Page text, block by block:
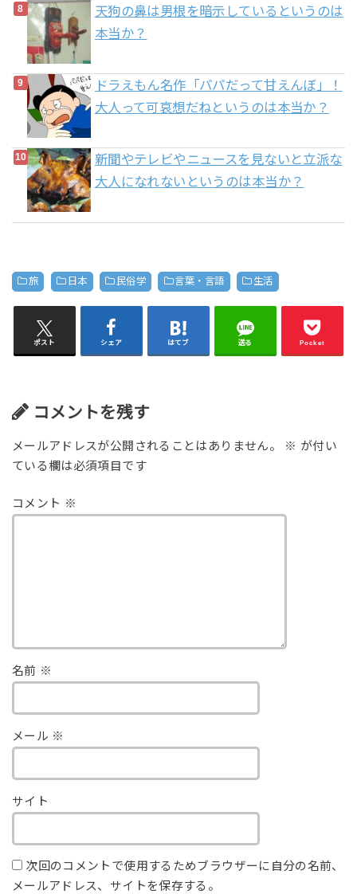
天狗の鼻は男根を暗示しているというのは
本当か？
ドラえもん名作「パパだって甘えんぼ」！
大人って可哀想だねというのは本当か？
新聞やテレビやニュースを見ないと立派な
大人になれないというのは本当か？
旅 日本 民俗学 言葉・言語 生活
ポスト シェア はてブ 送る Pocket
コメントを残す
メールアドレスが公開されることはありません。 ※ が付い
ている欄は必須項目です
コメント ※
名前 ※
メール ※
サイト
次回のコメントで使用するためブラウザーに自分の名前、
メールアドレス、サイトを保存する。